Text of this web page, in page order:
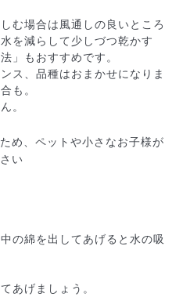
ったら？
る」「折れている」などの
にて補償いたします。
む場合は風通しの良いところ
を減らして少しづつ乾かす
」もおすすめです。
ス、品種はおまかせになりま
も。
。
め、ペットや小さなお子様が
い
の綿を出してあげると水の吸
あげましょう。